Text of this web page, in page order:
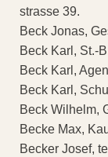
strasse 39.
Beck Jonas,
Beck Karl, St.-
Beck Karl,
Beck Karl,
Beck Wilhelm,
Becke Max,
Becker Josef,